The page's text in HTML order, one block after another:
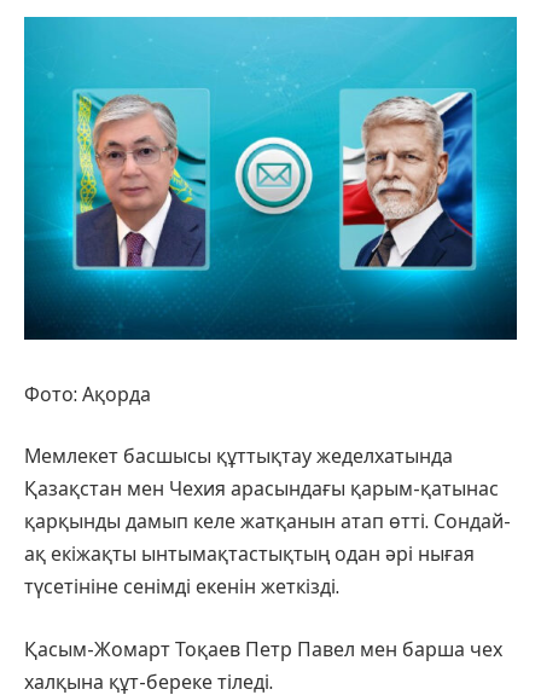
Фото: Ақорда
Мемлекет басшысы құттықтау жеделхатында
Қазақстан мен Чехия арасындағы қарым-қатынас
қарқынды дамып келе жатқанын атап өтті. Сондай-
ақ екіжақты ынтымақтастықтың одан әрі нығая
түсетініне сенімді екенін жеткізді.
Қасым-Жомарт Тоқаев Петр Павел мен барша чех
халқына құт-береке тіледі.